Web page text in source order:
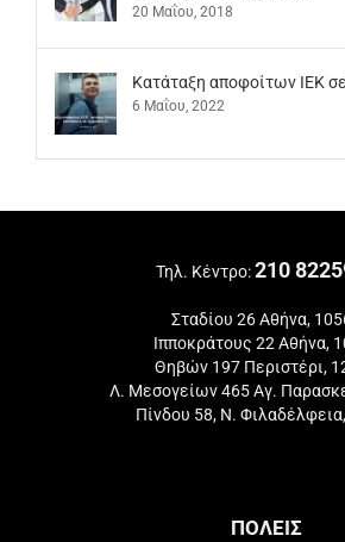
20 Μαΐου, 2018
Kατάταξη αποφοίτων ΙΕΚ
6 Μαΐου, 2022
Τηλ. Κέντρο:210
Σταδίου 26 Αθήνα,
Ιπποκράτους 22 Αθήνα,
Θηβών 197 Περιστέρι,
Λ. Μεσογείων 465 Αγ.
Πίνδου 58, Ν.
ΠΟΛΕΙΣ